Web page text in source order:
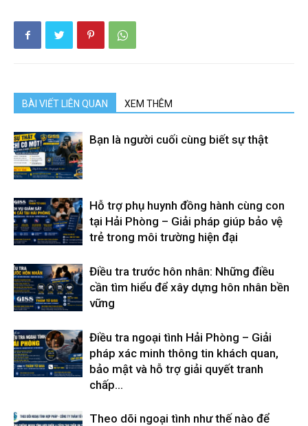
BÀI VIẾT LIÊN QUAN XEM THÊM
Bạn là người cuối cùng biết sự thật
Hỗ trợ phụ huynh đồng hành cùng con
tại Hải Phòng – Giải pháp giúp bảo vệ
trẻ trong môi trường hiện đại
Điều tra trước hôn nhân: Những điều
cần tìm hiểu để xây dựng hôn nhân bền
vững
Điều tra ngoại tình Hải Phòng – Giải
pháp xác minh thông tin khách quan,
bảo mật và hỗ trợ giải quyết tranh
chấp...
Theo dõi ngoại tình như thế nào để